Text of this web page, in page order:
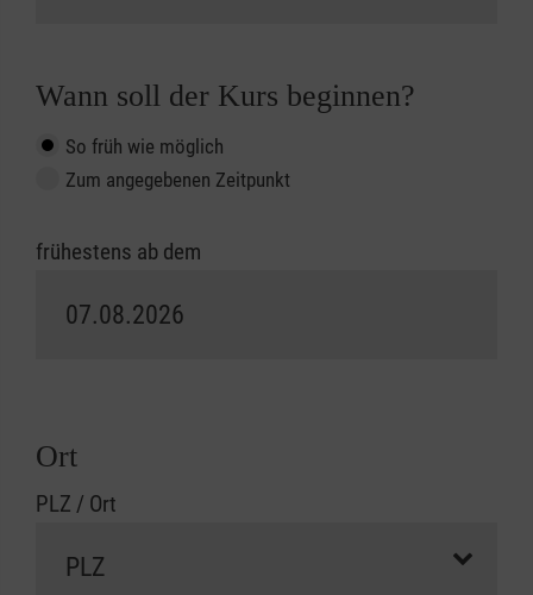
Wann soll der Kurs beginnen?
So früh wie möglich
Zum angegebenen Zeitpunkt
frühestens ab dem
Ort
PLZ / Ort